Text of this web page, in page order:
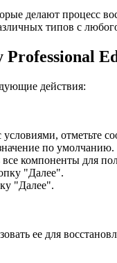
делают процесс
типов с
Professional
действия:
отметьте
по умолчанию.
компоненты для
"Далее".
"Далее".
ее для